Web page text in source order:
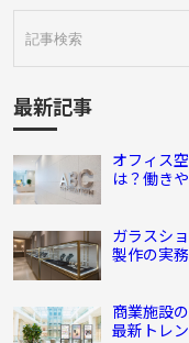
最新記事
オフィス
は？働き
ガラスシ
製作の実
商業施設
最新トレ